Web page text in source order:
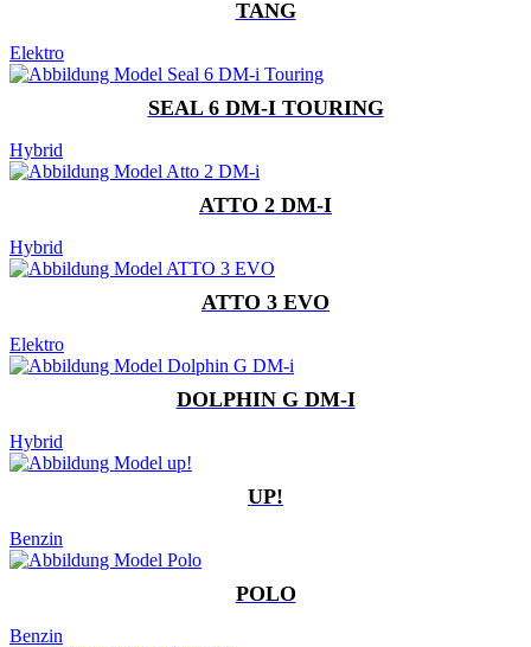
TANG
Elektro
SEAL 6 DM-I TOURING
Hybrid
ATTO 2 DM-I
Hybrid
ATTO 3 EVO
Elektro
DOLPHIN G DM-I
Hybrid
UP!
Benzin
POLO
Benzin